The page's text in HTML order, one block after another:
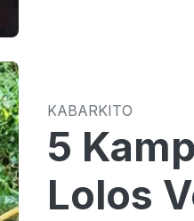
KABARKITO
5
Lolos